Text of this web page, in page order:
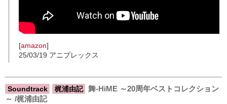
[amazon]
25/03/19 アニプレックス
Soundtrack 梶浦由記
舞-HiME ～20周年ベストコレクション
～ /梶浦由記